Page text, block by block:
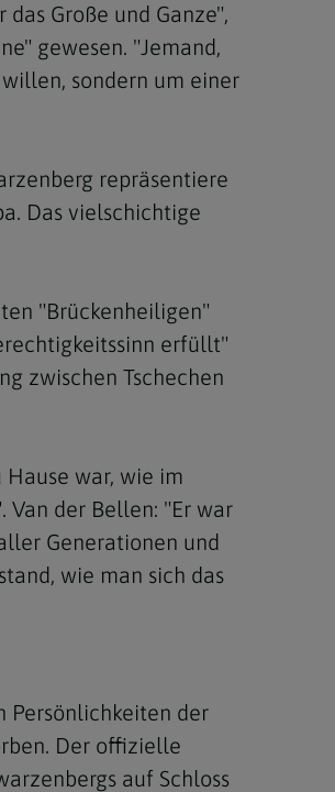
Große und Ganze",
gewesen. "Jemand,
sondern um einer
repräsentiere
Das vielschichtige
"Brückenheiligen"
erfüllt"
zwischen Tschechen
war, wie im
der Bellen: "Er war
Generationen und
wie man sich das
Persönlichkeiten der
Der offizielle
auf Schloss